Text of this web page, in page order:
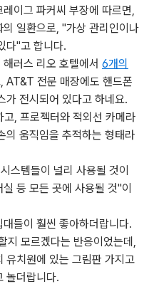
이그 파커씨 부장에 따르면,
일환으로, "가상 관리인이나
다"고 합니다.
러스 리오 호텔에서 6개의
AT&T 전문 매장에도 핸드폰
가 전시되어 있다고 하네요.
, 프로젝터와 적외선 카메라
의 움직임을 추적하는 형태라
스템들이 널리 사용될 것이
등 모든 곳에 사용될 것"이
들이 훨씬 좋아하더랍니다.
지 모르겠다는 반응이었는데,
유치원에 있는 그림판 가지고
놀더랍니다.